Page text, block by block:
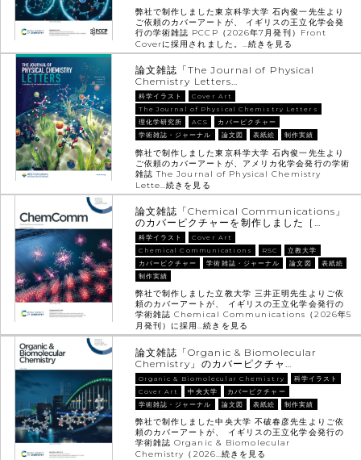
弊社で制作しました東京科学大学 石内俊一先生より
ご依頼のカバーアートが、 イギリスの王立化学会発
行の学術雑誌 PCCP（2026年7月発刊）Front
Coverに採用されました。…続きを見る
論文雑誌「The Journal of Physical
Chemistry Letters…
科学イラスト
Cover Art
The Journal of Physical Chemistry Letters
理化学研究所
ACS
カバーピクチャー
学術雑誌・ジャーナル
論文図 表紙絵 制作実績
弊社で制作しました東京科学大学 石内俊一先生より
ご依頼のカバーアートが、アメリカ化学会発行の学術
雑誌 The Journal of Physical Chemistry
Lette…続きを見る
論文雑誌「Chemical Communications」
のカバーピクチャーを制作しました［…
科学イラスト
Cover Art
Chemical Communications
RSC
立教大学
カバーピクチャー
学術雑誌・ジャーナル 論文図
表紙絵
制作実績
弊社で制作しました立教大学 三井正明先生よりご依
頼のカバーアートが、 イギリスの王立化学会発行の
学術雑誌 Chemical Communications（2026年5
月発刊）に採用…続きを見る
論文雑誌「Organic & Biomolecular
Chemistry」のカバーピクチャ…
Organic & Biomolecular Chemistry
科学イラスト
Cover Art
中央大学
カバーピクチャー
学術雑誌・ジャーナル
論文図 表紙絵 制作実績
弊社で制作しました中央大学 不破春彦先生よりご依
頼のカバーアートが、 イギリスの王立化学会発行の
学術雑誌 Organic & Biomolecular
Chemistry（2026…続きを見る